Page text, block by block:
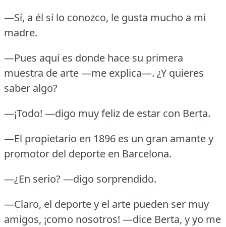
—Sí, a él sí lo conozco, le gusta mucho a mi
madre.
—Pues aquí es donde hace su primera
muestra de arte —me explica—. ¿Y quieres
saber algo?
—¡Todo! —digo muy feliz de estar con Berta.
—El propietario en 1896 es un gran amante y
promotor del deporte en Barcelona.
—¿En serio?—digo sorprendido.
—Claro, el deporte y el arte pueden ser muy
amigos, ¡como nosotros! —dice Berta, y yo me